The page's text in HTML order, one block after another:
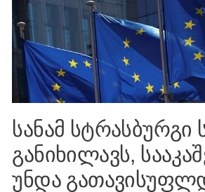
სანამ სტრასბურგი
განიხილავს,
უნდა